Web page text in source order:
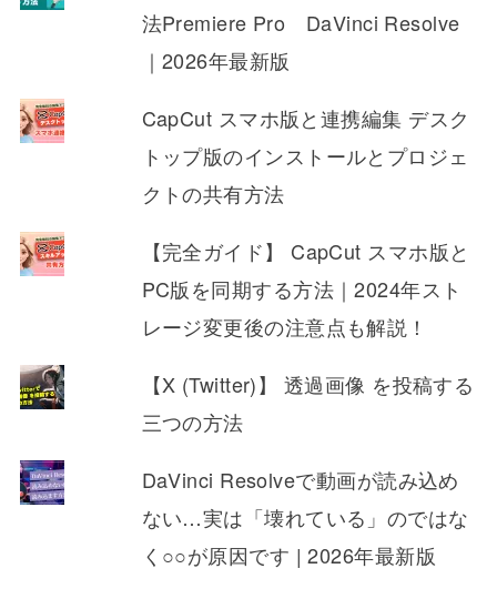
法Premiere Pro DaVinci Resolve
｜2026年最新版
CapCut スマホ版と連携編集 デスク
トップ版のインストールとプロジェ
クトの共有方法
【完全ガイド】 CapCut スマホ版と
PC版を同期する方法｜2024年スト
レージ変更後の注意点も解説！
【X (Twitter)】 透過画像 を投稿する
三つの方法
DaVinci Resolveで動画が読み込め
ない…実は「壊れている」のではな
く○○が原因です | 2026年最新版